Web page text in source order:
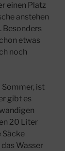
einen Platz
anstehen
Besonders
etwas
noch
ist
gibt es
20 Liter
Säcke
Wasser